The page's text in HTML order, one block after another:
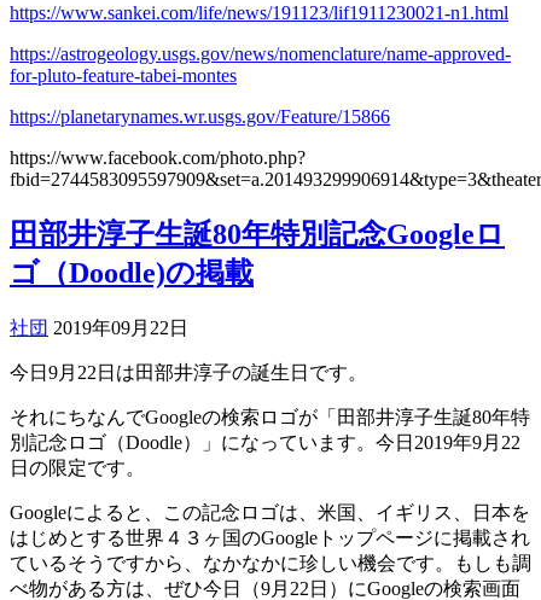
https://www.sankei.com/life/news/191123/lif1911230021-n1.html
https://astrogeology.usgs.gov/news/nomenclature/name-approved-
for-pluto-feature-tabei-montes
https://planetarynames.wr.usgs.gov/Feature/15866
https://www.facebook.com/photo.php?
fbid=2744583095597909&set=a.201493299906914&type=3&theater
田部井淳子生誕80年特別記念Googleロ
ゴ（Doodle)の掲載
社団 2019年09月22日
今日9月22日は田部井淳子の誕生日です。
それにちなんでGoogleの検索ロゴが「田部井淳子生誕80年特
別記念ロゴ（Doodle）」になっています。今日2019年9月22
日の限定です。
Googleによると、この記念ロゴは、米国、イギリス、日本を
はじめとする世界４３ヶ国のGoogleトップページに掲載され
ているそうですから、なかなかに珍しい機会です。もしも調
べ物がある方は、ぜひ今日（9月22日）にGoogleの検索画面